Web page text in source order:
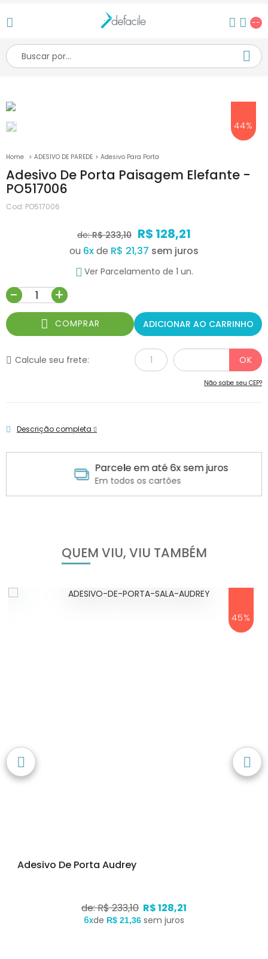
--
44%
ADESIVO DE PAREDE Adesivo Para Porta
Adesivo De Porta Paisagem Elefante -
PO517006
Cod: PO517006
de:R$ 233,10 R$ 128,21
ou 6xde R$ 21,37
Ver Parcelamento de 1 un.
- +
COMPRAR ADICIONAR AO CARRINHO
Calcule seu frete:
Não sabe seu CEP?
Descrição completa
Parcele em até 6x sem juros
Em todos os cartões
QUEM VIU, VIU TAMBÉM
45%
Adesivo De Porta Audrey
de: R$ 233,10 R$ 128,21
6xde R$ 21,36 sem juros